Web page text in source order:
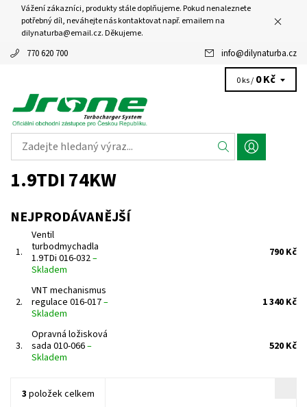
Vážení zákazníci, produkty stále doplňujeme. Pokud nenaleznete
potřebný díl, neváhejte nás kontaktovat např. emailem na
dilynaturba@email.cz. Děkujeme.
770 620 700 info@dilynaturba.cz
0 ks / 0 Kč
1.9TDI 74KW
NEJPRODÁVANĚJŠÍ
1.
Ventil
turbodmychadla
1.9TDi 016-032–
Skladem
790 Kč
2.
VNT mechanismus
regulace 016-017–
Skladem
1 340 Kč
3.
Opravná ložisková
sada 010-066–
Skladem
520 Kč
3 položek celkem